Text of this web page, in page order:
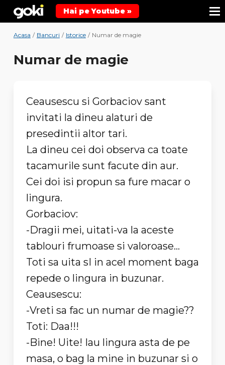
Hai pe Youtube »
Acasa / Bancuri / Istorice / Numar de magie
Numar de magie
Ceausescu si Gorbaciov sant
invitati la dineu alaturi de
presedintii altor tari.
La dineu cei doi observa ca toate
tacamurile sunt facute din aur.
Cei doi isi propun sa fure macar o
lingura.
Gorbaciov:
-Dragii mei, uitati-va la aceste
tablouri frumoase si valoroase...
Toti sa uita sI in acel moment baga
repede o lingura in buzunar.
Ceausescu:
-Vreti sa fac un numar de magie??
Toti: Daa!!!
-Bine! Uite! Iau lingura asta de pe
masa, o bag la mine in buzunar si o